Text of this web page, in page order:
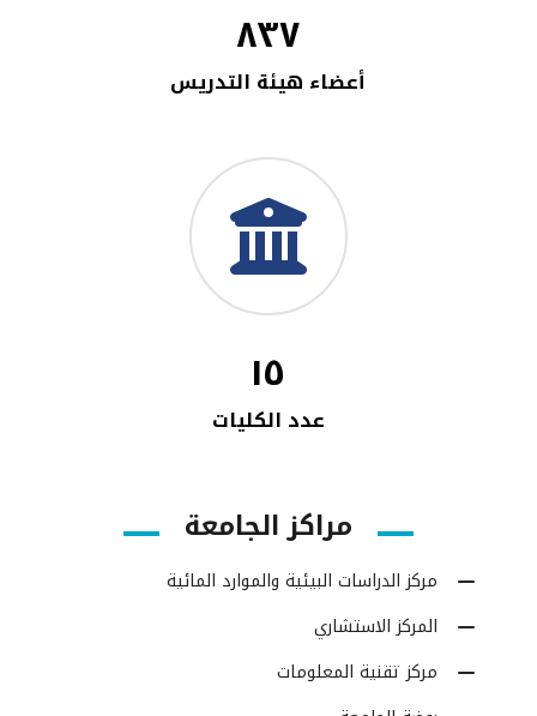
٨٣٧
أعضاء هيئة التدريس
١٥
عدد الكليات
مراكز الجامعة
مركز الدراسات البيئية والموارد المائية
المركز الاستشاري
مركز تقنية المعلومات